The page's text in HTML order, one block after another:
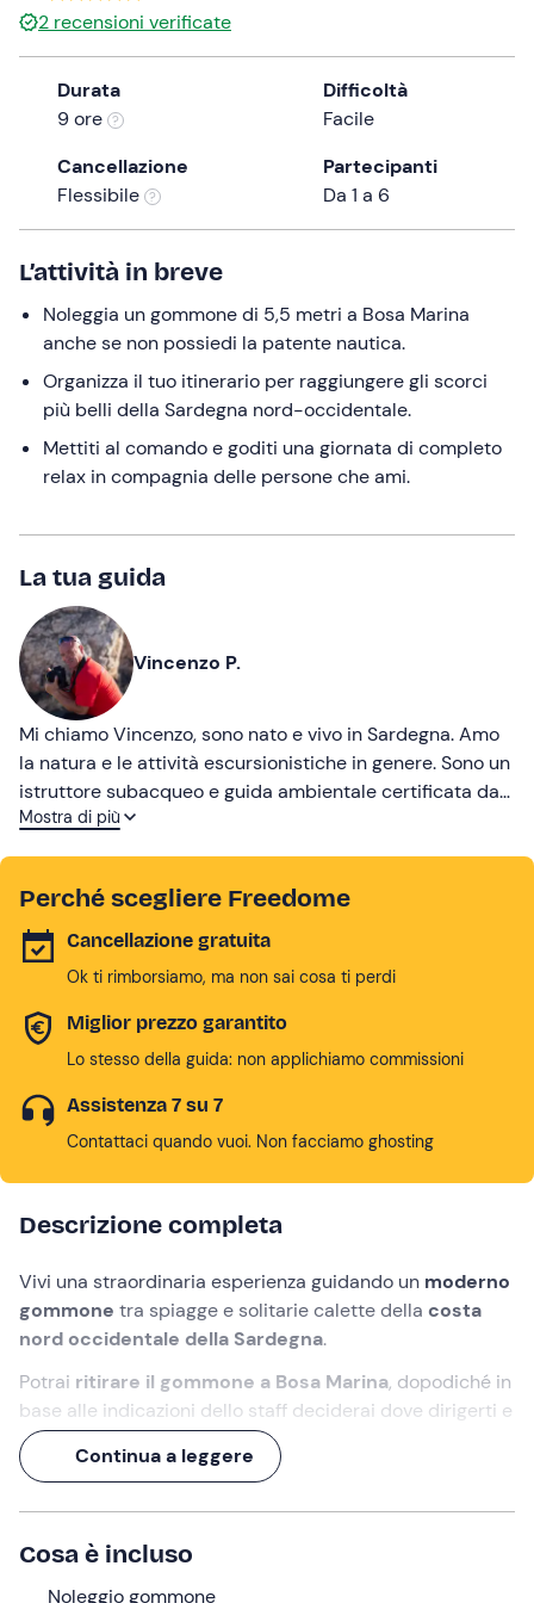
the
question
mark
keyboard
shortcuts
for
changing
dates.
2 recensioni verificate
Durata
9 ore
Difficoltà
Facile
Cancellazione
Flessibile
Partecipanti
Da 1 a 6
L’attività in breve
Noleggia un gommone di 5,5 metri a Bosa Marina
anche se non possiedi la patente nautica.
Organizza il tuo itinerario per raggiungere gli scorci
più belli della Sardegna nord-occidentale.
Mettiti al comando e goditi una giornata di completo
relax in compagnia delle persone che ami.
La tua guida
Vincenzo P.
Mi chiamo Vincenzo, sono nato e vivo in Sardegna. Amo
la natura e le attività escursionistiche in genere. Sono un
istruttore subacqueo e guida ambientale certificata da
oltre 30 anni. Tra le mie attività preferite vi sono le
Mostra di più
Perché scegliere Freedome
Cancellazione gratuita
Ok ti rimborsiamo, ma non sai cosa ti perdi
Miglior prezzo garantito
Lo stesso della guida: non applichiamo commissioni
Assistenza 7 su 7
Contattaci quando vuoi. Non facciamo ghosting
Descrizione completa
Vivi una straordinaria esperienza guidando un moderno
gommone tra spiagge e solitarie calette della costa
nord occidentale della Sardegna.
Potrai ritirare il gommone a Bosa Marina, dopodiché in
base alle indicazioni dello staff deciderai dove dirigerti e
dove ancorare per scoprire gli
suggestivi.
Unagiornata all'insegna del relax, in compagnia delle
persone che vorrai portare con te. Per noleggiare il
gommonenon serve patente nautica
Continua a leggere
Cosa è incluso
Noleggio gommone